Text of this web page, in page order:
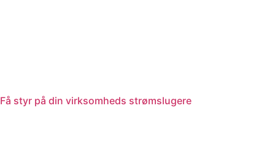
Få styr på din virksomheds strømslugere